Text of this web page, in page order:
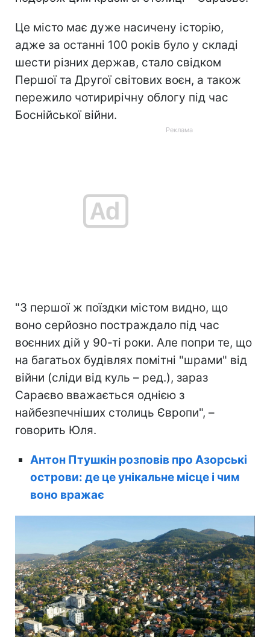
Це місто має дуже насичену історію,
адже за останні 100 років було у складі
шести різних держав, стало свідком
Першої та Другої світових воєн, а також
пережило чотирирічну облогу під час
Боснійської війни.
"З першої ж поїздки містом видно, що
воно серйозно постраждало під час
воєнних дій у 90-ті роки. Але попри те, що
на багатьох будівлях помітні "шрами" від
війни (сліди від куль – ред.), зараз
Сараєво вважається однією з
найбезпечніших столиць Європи", –
говорить Юля.
Антон Птушкін розповів про Азорські
острови: де це унікальне місце і чим
воно вражає